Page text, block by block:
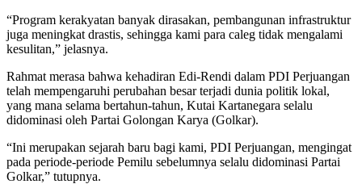
“Program kerakyatan banyak dirasakan, pembangunan infrastruktur
juga meningkat drastis, sehingga kami para caleg tidak mengalami
kesulitan,” jelasnya.
Rahmat merasa bahwa kehadiran Edi-Rendi dalam PDI Perjuangan
telah mempengaruhi perubahan besar terjadi dunia politik lokal,
yang mana selama bertahun-tahun, Kutai Kartanegara selalu
didominasi oleh Partai Golongan Karya (Golkar).
“Ini merupakan sejarah baru bagi kami, PDI Perjuangan, mengingat
pada periode-periode Pemilu sebelumnya selalu didominasi Partai
Golkar,” tutupnya.